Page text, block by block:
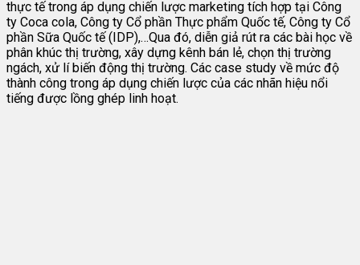
thực tế trong áp dụng chiến lược marketing tích hợp tại Công
ty Coca cola, Công ty Cổ phần Thực phẩm Quốc tế, Công ty Cổ
phần Sữa Quốc tế (IDP),…Qua đó, diễn giả rút ra các bài học về
phân khúc thị trường, xây dựng kênh bán lẻ, chọn thị trường
ngách, xử lí biến động thị trường. Các case study về mức độ
thành công trong áp dụng chiến lược của các nhãn hiệu nổi
tiếng được lồng ghép linh hoạt.